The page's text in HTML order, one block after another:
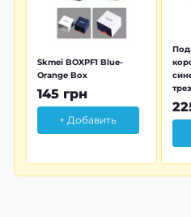
Skmei BOXPF1 Blue-
Orange Box
145 грн
+ Добавить